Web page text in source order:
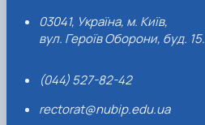
03041, Україна, м. Київ,
вул. Героїв Оборони, буд. 15.
(044) 527-82-42
rectorat@nubip.edu.ua